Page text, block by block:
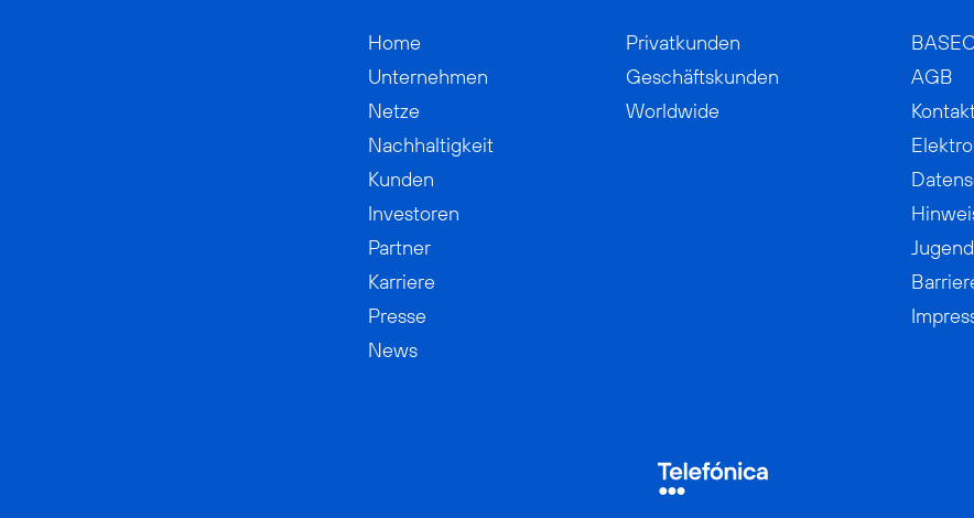
Home
Unternehmen
Netze
Nachhaltigkeit
Kunden
Investoren
Partner
Karriere
Presse
News
Privatkunden
Geschäftskunden
Worldwide
AGB